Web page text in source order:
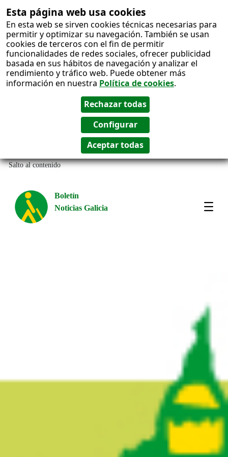
Esta página web usa cookies
En esta web se sirven cookies técnicas necesarias para
permitir y optimizar su navegación. También se usan
cookies de terceros con el fin de permitir
funcionalidades de redes sociales, ofrecer publicidad
basada en sus hábitos de navegación y analizar el
rendimiento y tráfico web. Puede obtener más
información en nuestra Política de cookies.
Salto al contenido
Boletín
Noticias Galicia